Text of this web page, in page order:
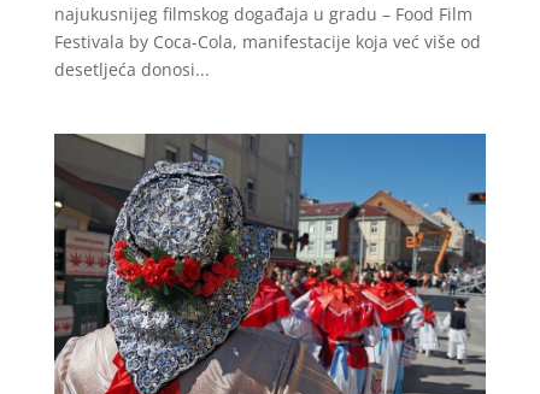
najukusnijeg filmskog događaja u gradu – Food Film
Festivala by Coca-Cola, manifestacije koja već više od
desetljeća donosi...